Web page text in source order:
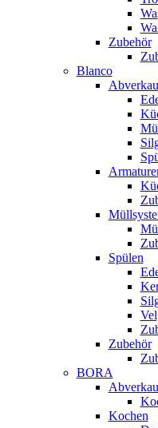
Zubehör
Blanco
Spülen
Zubehör
BORA
Kochen